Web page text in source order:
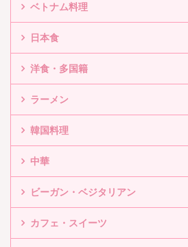
ベトナム料理
日本食
洋食・多国籍
ラーメン
韓国料理
中華
ビーガン・ベジタリアン
カフェ・スイーツ